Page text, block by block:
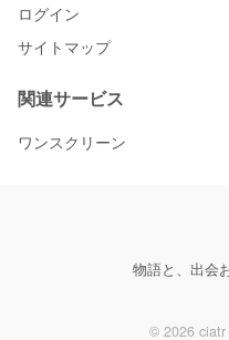
ログイン
サイトマップ
関連サービス
ワンスクリーン
物語と、出会
© 2026 ciatr